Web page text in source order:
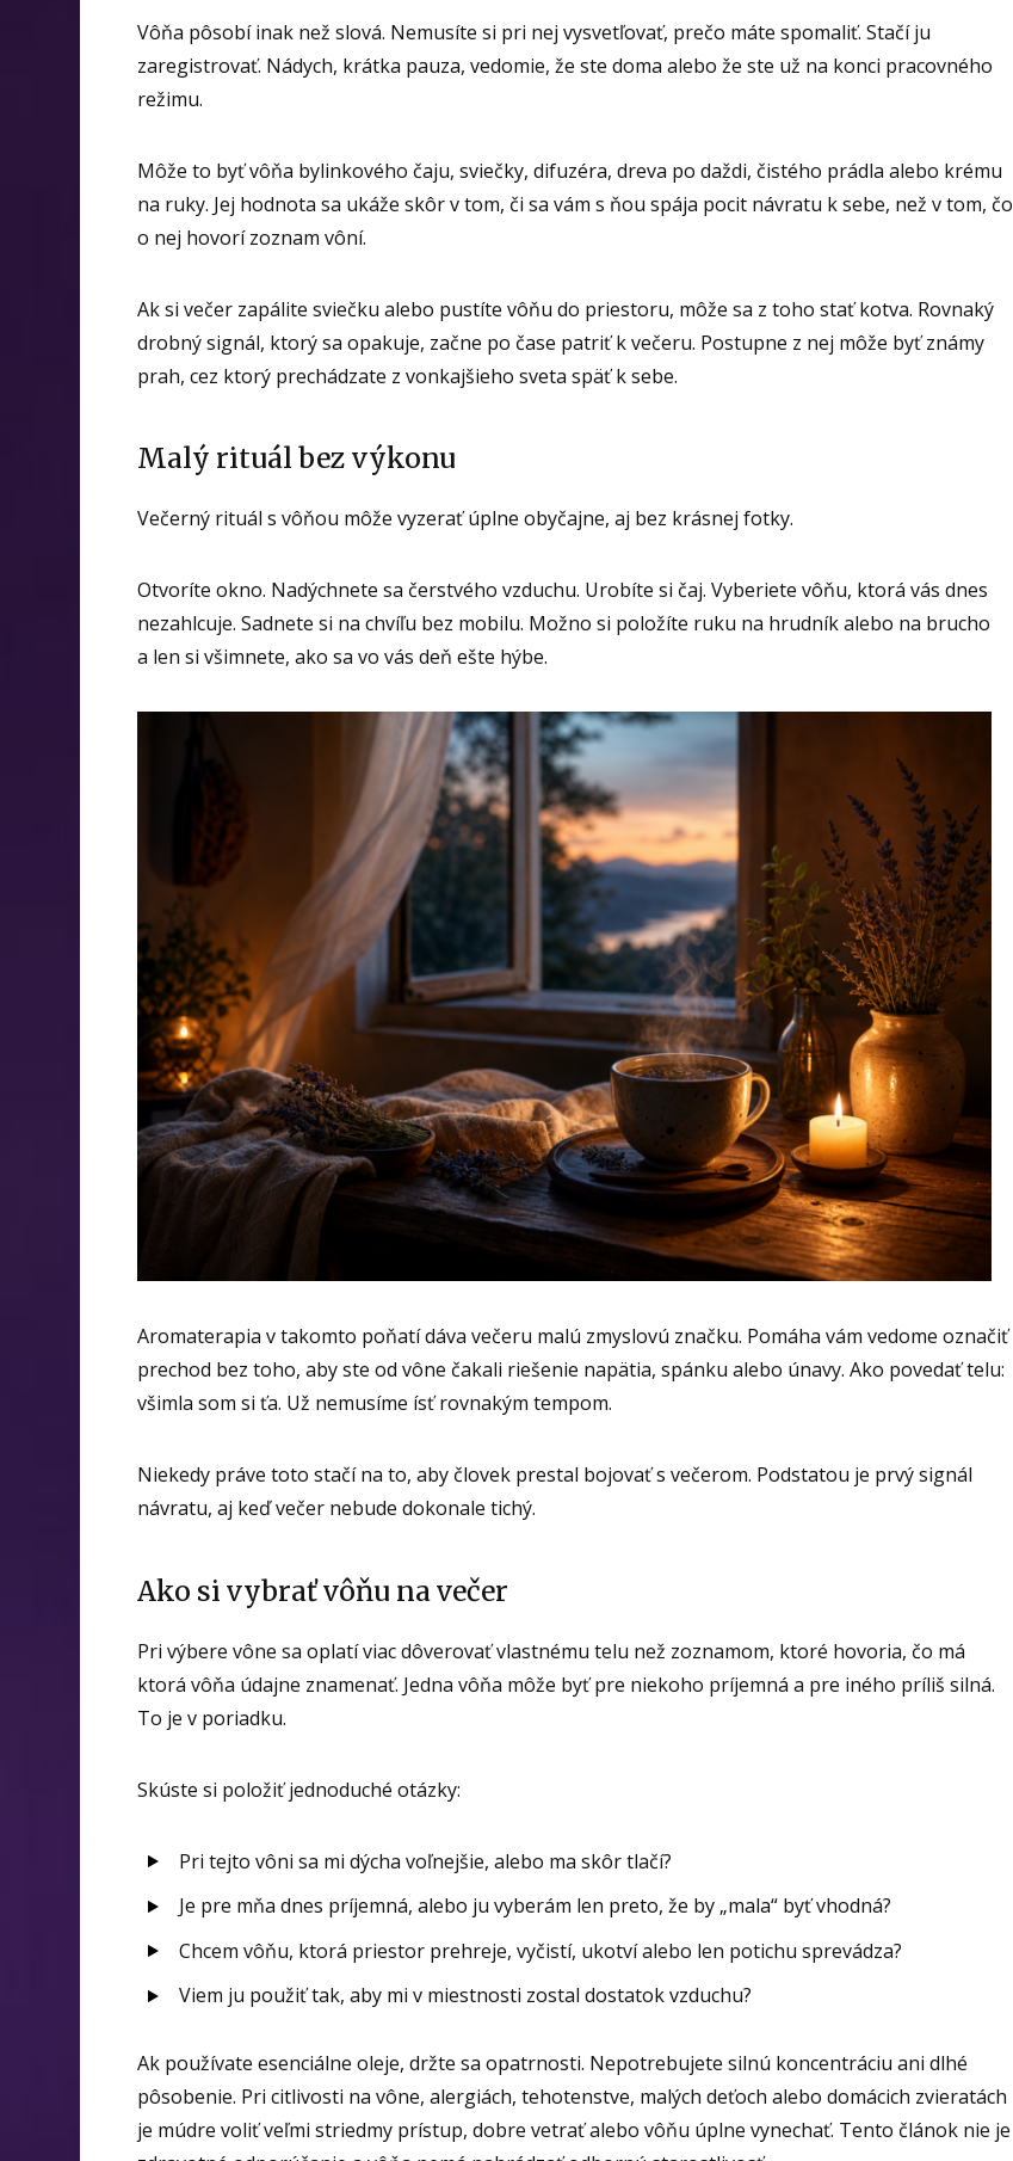
Vôňa pôsobí inak než slová. Nemusíte si pri nej vysvetľovať, prečo máte spomaliť. Stačí ju
zaregistrovať. Nádych, krátka pauza, vedomie, že ste doma alebo že ste už na konci pracovného
režimu.
Môže to byť vôňa bylinkového čaju, sviečky, difuzéra, dreva po daždi, čistého prádla alebo krému
na ruky. Jej hodnota sa ukáže skôr v tom, či sa vám s ňou spája pocit návratu k sebe, než v tom, čo
o nej hovorí zoznam vôní.
Ak si večer zapálite sviečku alebo pustíte vôňu do priestoru, môže sa z toho stať kotva. Rovnaký
drobný signál, ktorý sa opakuje, začne po čase patriť k večeru. Postupne z nej môže byť známy
prah, cez ktorý prechádzate z vonkajšieho sveta späť k sebe.
Malý rituál bez výkonu
Večerný rituál s vôňou môže vyzerať úplne obyčajne, aj bez krásnej fotky.
Otvoríte okno. Nadýchnete sa čerstvého vzduchu. Urobíte si čaj. Vyberiete vôňu, ktorá vás dnes
nezahlcuje. Sadnete si na chvíľu bez mobilu. Možno si položíte ruku na hrudník alebo na brucho
a len si všimnete, ako sa vo vás deň ešte hýbe.
Aromaterapia v takomto poňatí dáva večeru malú zmyslovú značku. Pomáha vám vedome označiť
prechod bez toho, aby ste od vône čakali riešenie napätia, spánku alebo únavy. Ako povedať telu:
všimla som si ťa. Už nemusíme ísť rovnakým tempom.
Niekedy práve toto stačí na to, aby človek prestal bojovať s večerom. Podstatou je prvý signál
návratu, aj keď večer nebude dokonale tichý.
Ako si vybrať vôňu na večer
Pri výbere vône sa oplatí viac dôverovať vlastnému telu než zoznamom, ktoré hovoria, čo má
ktorá vôňa údajne znamenať. Jedna vôňa môže byť pre niekoho príjemná a pre iného príliš silná.
To je v poriadku.
Skúste si položiť jednoduché otázky:
Pri tejto vôni sa mi dýcha voľnejšie, alebo ma skôr tlačí?
Je pre mňa dnes príjemná, alebo ju vyberám len preto, že by „mala“ byť vhodná?
Chcem vôňu, ktorá priestor prehreje, vyčistí, ukotví alebo len potichu sprevádza?
Viem ju použiť tak, aby mi v miestnosti zostal dostatok vzduchu?
Ak používate esenciálne oleje, držte sa opatrnosti. Nepotrebujete silnú koncentráciu ani dlhé
pôsobenie. Pri citlivosti na vône, alergiách, tehotenstve, malých deťoch alebo domácich zvieratách
je múdre voliť veľmi striedmy prístup, dobre vetrať alebo vôňu úplne vynechať. Tento článok nie je